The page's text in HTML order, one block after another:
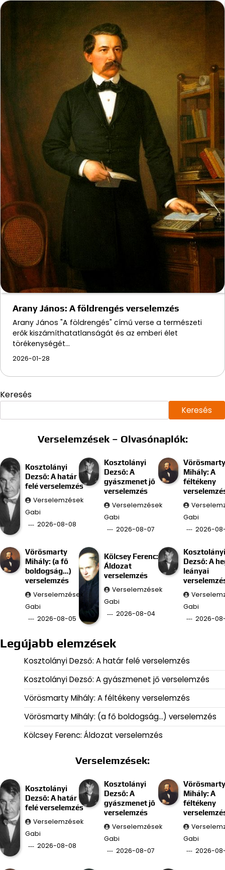
Arany János: A földrengés verselemzés
Arany János "A földrengés" című verse a természeti
erők kiszámíthatatlanságát és az emberi élet
törékenységét…
2026-01-28
Keresés
Keresés
Verselemzések – Olvasónaplók:
Kosztolányi
Dezső: A határ
felé verselemzés
Verselemzések
Gabi
2026-08-08
Kosztolányi
Dezső: A
gyászmenet jő
verselemzés
Verselemzések
Gabi
2026-08-07
Vörösmarty
Mihály: A
féltékeny
Gabi
2026-
Vörösmarty
Mihály: (a fő
boldogság…)
verselemzés
Verselemzések
Gabi
2026-08-05
Kölcsey Ferenc:
Áldozat
verselemzés
Verselemzések
Gabi
2026-08-04
Kosztolányi
Dezső: A
leányai
Gabi
2026-
Legújabb elemzések
Kosztolányi Dezső: A határ felé verselemzés
Kosztolányi Dezső: A gyászmenet jő verselemzés
Vörösmarty Mihály: A féltékeny verselemzés
Vörösmarty Mihály: (a fő boldogság…) verselemzés
Kölcsey Ferenc: Áldozat verselemzés
Verselemzések:
Kosztolányi
Dezső: A határ
felé verselemzés
Verselemzések
Gabi
2026-08-08
Kosztolányi
Dezső: A
gyászmenet jő
verselemzés
Verselemzések
Gabi
2026-08-07
Vörösmarty
Mihály: A
féltékeny
Gabi
2026-